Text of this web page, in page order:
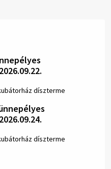
díszterme
díszterme